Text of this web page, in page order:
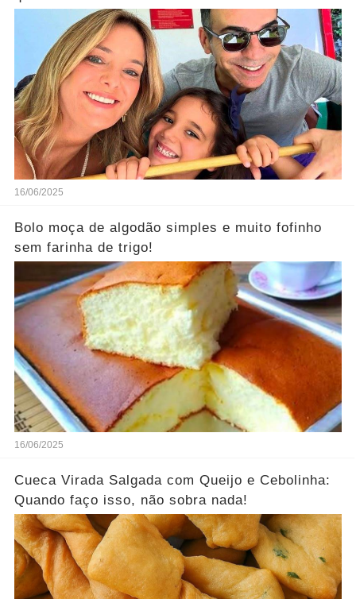
16/06/2025
Bolo moça de algodão simples e muito fofinho
sem farinha de trigo!
16/06/2025
Cueca Virada Salgada com Queijo e Cebolinha:
Quando faço isso, não sobra nada!